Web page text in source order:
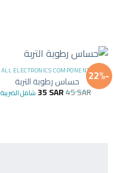
-22%
ALL ELECTRONICS COMPONENTS
حساس رطوبة التربة
45SAR
35SAR شامل الضريبة